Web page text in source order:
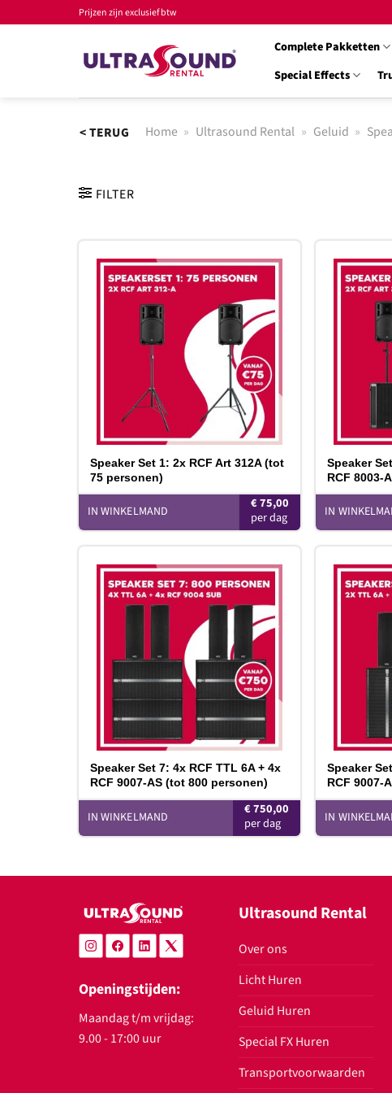
naar
Prijzen zijn exclusief btw
Complete Pakketten
Special Effects
< TERUG Home » Ultrasound Rental » Geluid »
FILTER
Toevoegen
aan
verlanglijst
Speaker Set 1: 2x RCF Art 312A (tot
75 personen)
€75,00
IN WINKELMAND
Speaker
RCF 8003-
IN
Toevoegen
aan
verlanglijst
Speaker Set 7: 4x RCF TTL 6A + 4x
RCF 9007-AS (tot 800 personen)
€750,00
IN WINKELMAND
Speaker
RCF 9007-
IN
Openingstijden:
Maandag t/m vrijdag:
9.00 - 17:00 uur
Ultrasound Rental
Over ons
Licht Huren
Geluid Huren
Special FX Huren
Transportvoorwaarden